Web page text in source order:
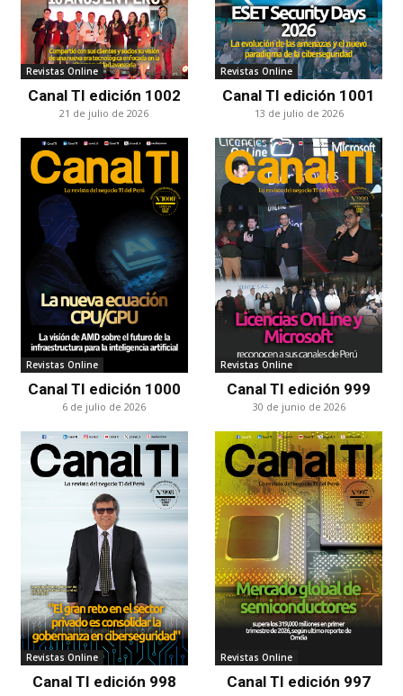
Revistas Online
Canal TI edición 1002
21 de julio de 2026
Revistas Online
Canal TI edición 1001
13 de julio de 2026
Revistas Online
Canal TI edición 1000
6 de julio de 2026
Revistas Online
Canal TI edición 999
30 de junio de 2026
Revistas Online
Canal TI edición 998
Revistas Online
Canal TI edición 997